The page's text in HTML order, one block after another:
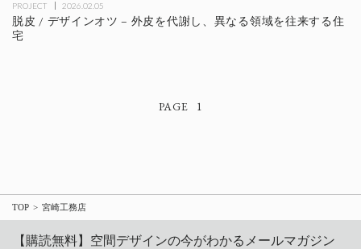
PROJECT 2026.02.05
脱皮 / デザインオツ – 外皮を代謝し、異なる領域を往来する住
宅
1
TOP 宮崎工務店
【購読無料】空間デザインの今がわかるメールマガジン